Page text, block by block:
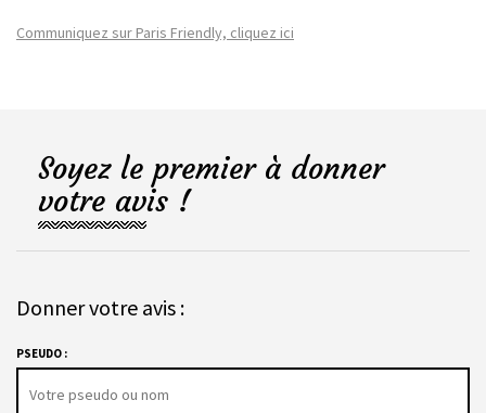
Communiquez sur Paris Friendly, cliquez ici
Soyez le premier à donner
votre avis !
Donner votre avis :
PSEUDO :